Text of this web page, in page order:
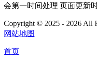
会第一时间处理 页面更新
Copyright © 2025 - 2026 All
网站地图
首页